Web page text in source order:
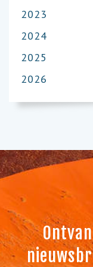
2023
2024
2025
2026